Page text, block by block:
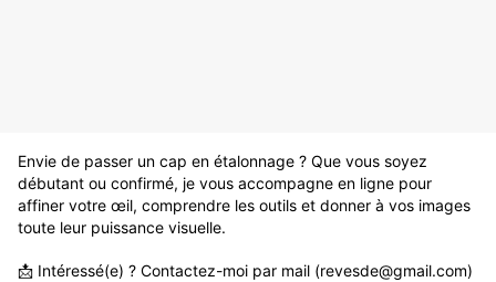
Envie de passer un cap en étalonnage ? Que vous soyez
débutant ou confirmé, je vous accompagne en ligne pour
affiner votre œil, comprendre les outils et donner à vos images
toute leur puissance visuelle.
📩 Intéressé(e) ? Contactez-moi par mail (revesde@gmail.com)